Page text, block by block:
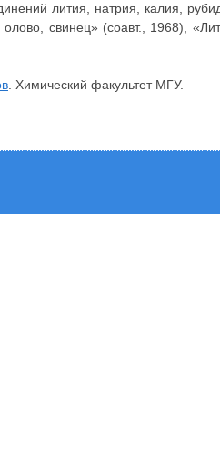
лития, натрия, калия,
свинец» (соавт., 1968),
. Химический факультет МГУ.